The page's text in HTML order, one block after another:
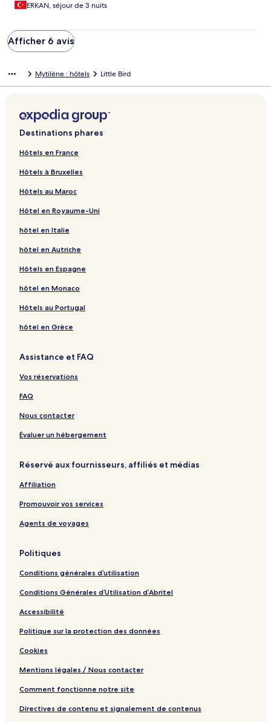
ERKAN, séjour de 3 nuits
Afficher 6 avis
Mytilène : hôtels Little Bird
Destinations phares
Hôtels en France
Hôtels à Bruxelles
Hôtels au Maroc
Hôtel en Royaume-Uni
hôtel en Italie
hôtel en Autriche
Hôtels en Espagne
hôtel en Monaco
Hôtels au Portugal
hôtel en Grèce
Assistance et FAQ
Vos réservations
FAQ
Nous contacter
Évaluer un hébergement
Réservé aux fournisseurs, affiliés et médias
Affiliation
Promouvoir vos services
Agents de voyages
Politiques
Conditions générales d’utilisation
Conditions Générales d’Utilisation d’Abritel
Accessibilité
Politique sur la protection des données
Cookies
Mentions légales / Nous contacter
Comment fonctionne notre site
Directives de contenu et signalement de contenus